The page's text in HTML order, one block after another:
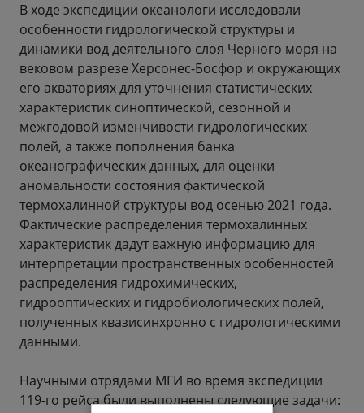
В ходе экспедиции океанологи исследовали
особенности гидрологической структуры и
динамики вод деятельного слоя Черного моря на
вековом разрезе Херсонес-Босфор и окружающих
его акваториях для уточнения статистических
характеристик синоптической, сезонной и
межгодовой изменчивости гидрологических
полей, а также пополнения банка
океанографических данных, для оценки
аномальности состояния фактической
термохалинной структуры вод осенью 2021 года.
Фактические распределения термохалинных
характеристик дадут важную информацию для
интерпретации пространственных особенностей
распределения гидрохимических,
гидрооптических и гидробиологических полей,
полученных квазисинхронно с гидрологическими
данными.
Научными отрядами МГИ во время экспедиции
119-го рейса были выполнены следующие задачи: